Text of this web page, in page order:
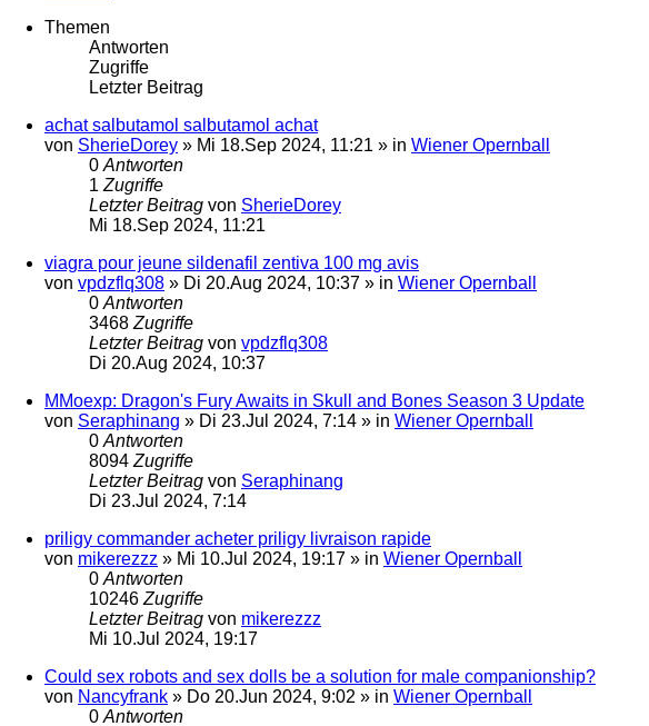
Themen
Antworten
Zugriffe
Letzter Beitrag
achat salbutamol salbutamol achat
von SherieDorey » Mi 18.Sep 2024, 11:21 » in Wiener Opernball
0 Antworten
1 Zugriffe
Letzter Beitrag von SherieDorey
Mi 18.Sep 2024, 11:21
viagra pour jeune sildenafil zentiva 100 mg avis
von vpdzflq308 » Di 20.Aug 2024, 10:37 » in Wiener Opernball
0 Antworten
3468 Zugriffe
Letzter Beitrag von vpdzflq308
Di 20.Aug 2024, 10:37
MMoexp: Dragon's Fury Awaits in Skull and Bones Season 3 Update
von Seraphinang » Di 23.Jul 2024, 7:14 » in Wiener Opernball
0 Antworten
8094 Zugriffe
Letzter Beitrag von Seraphinang
Di 23.Jul 2024, 7:14
priligy commander acheter priligy livraison rapide
von mikerezzz » Mi 10.Jul 2024, 19:17 » in Wiener Opernball
0 Antworten
10246 Zugriffe
Letzter Beitrag von mikerezzz
Mi 10.Jul 2024, 19:17
Could sex robots and sex dolls be a solution for male companionship?
von Nancyfrank » Do 20.Jun 2024, 9:02 » in Wiener Opernball
0 Antworten